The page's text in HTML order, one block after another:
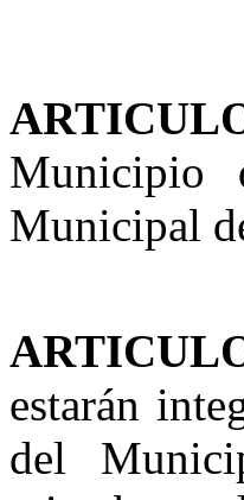
Municipio
Municipal
estarán
del